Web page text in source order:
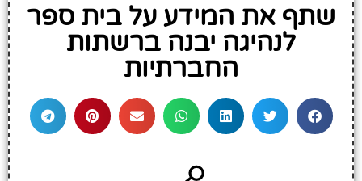
שתף את המידע על בית ספר
לנהיגה יבנה ברשתות
החברתיות